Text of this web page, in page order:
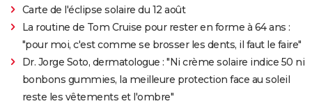
Carte de l'éclipse solaire du 12 août
La routine de Tom Cruise pour rester en forme à 64 ans :
"pour moi, c'est comme se brosser les dents, il faut le faire"
Dr. Jorge Soto, dermatologue : "Ni crème solaire indice 50 ni
bonbons gummies, la meilleure protection face au soleil
reste les vêtements et l'ombre"